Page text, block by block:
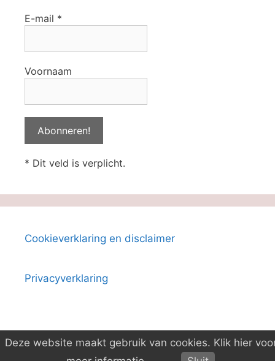
E-mail *
Voornaam
* Dit veld is verplicht.
Cookieverklaring en disclaimer
Privacyverklaring
© 2026 Boeken-ID • Gebouwd metGeneratePress
Deze website maakt gebruik van cookies. Klik hier